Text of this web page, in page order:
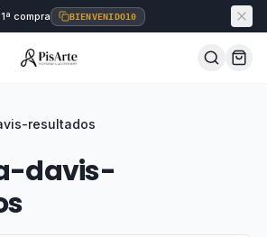
compra BIENVENIDO10
resultados
davis-